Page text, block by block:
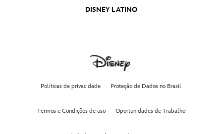
DISNEY LATINO
Políticas de privacidade Proteção de Dados no Brasil
Termos e Condições de uso Oportunidades de Trabalho